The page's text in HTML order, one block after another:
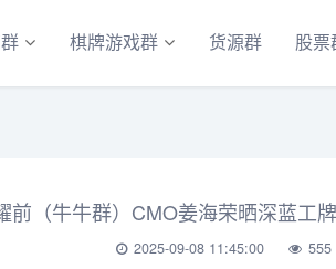
棋牌游戏群 货源群 股票
前（牛牛群）CMO姜海荣晒深蓝工
2025-09-08 11:45:00 555